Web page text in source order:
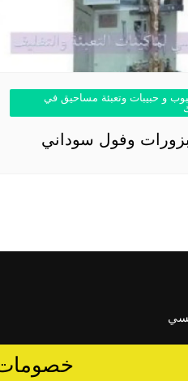
و حبيبات وتعبئة مساحيق في
بزورات وفول سوداني
خصومات تصل الى 40 %...